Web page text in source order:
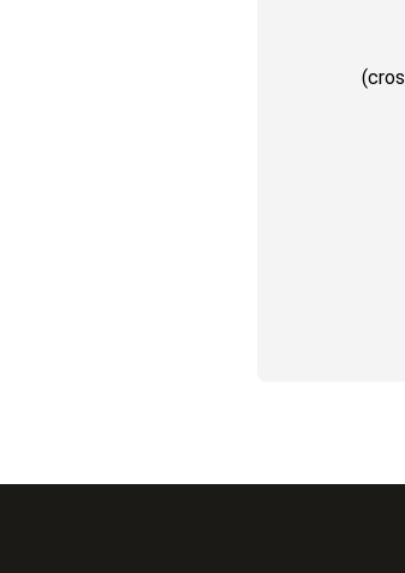
הבחירה תלויה באורח החיים שלך. ליום עבודה או לימודים, תיק Tote גדול יהיה אידיאלי. לשימוש יומיומי ונוחות מרבית, תיק צד (crossbody)